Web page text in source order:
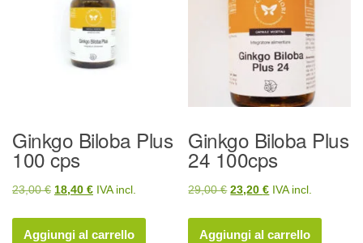
Ginkgo Biloba Plus
100 cps
23,00€ Il
originale
18,40 €Il
attuale
IVA incl.
Aggiungi al carrello
Ginkgo Biloba Plus
24 100cps
29,00€ Il
originale
23,20€Il
attuale
IVA incl.
Aggiungi al carrello